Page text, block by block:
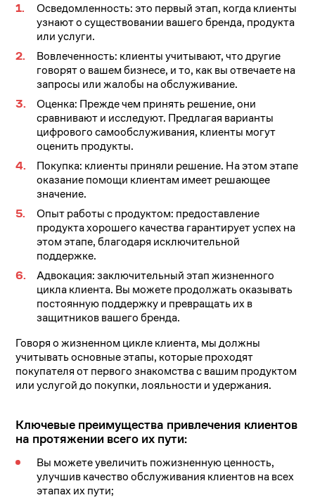
Осведомленность: это первый этап, когда клиенты
узнают о существовании вашего бренда, продукта
или услуги.
Вовлеченность: клиенты учитывают, что другие
говорят о вашем бизнесе, и то, как вы отвечаете на
запросы или жалобы на обслуживание.
Оценка: Прежде чем принять решение, они
сравнивают и исследуют. Предлагая варианты
цифрового самообслуживания, клиенты могут
оценить продукты.
Покупка: клиенты приняли решение. На этом этапе
оказание помощи клиентам имеет решающее
значение.
Опыт работы с продуктом: предоставление
продукта хорошего качества гарантирует успех на
этом этапе, благодаря исключительной
поддержке.
Адвокация: заключительный этап жизненного
цикла клиента. Вы можете продолжать оказывать
постоянную поддержку и превращать их в
защитников вашего бренда.
Говоря о жизненном цикле клиента, мы должны
учитывать основные этапы, которые проходят
покупателя от первого знакомства с вашим продуктом
или услугой до покупки, лояльности и удержания.
Ключевые преимущества привлечения клиентов
на протяжении всего их пути:
Вы можете увеличить пожизненную ценность,
улучшив качество обслуживания клиентов на всех
этапах их пути;